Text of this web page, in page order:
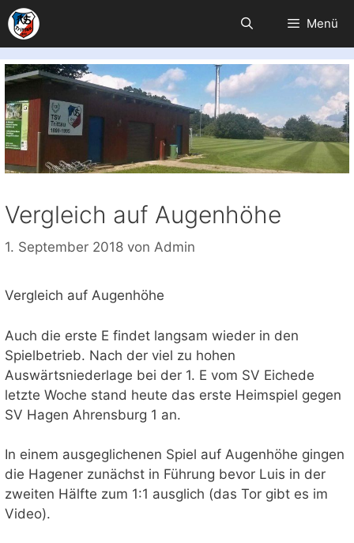
Zum
Inhalt
springen
Menü
Vergleich auf Augenhöhe
1. September 2018 von Admin
Vergleich auf Augenhöhe
Auch die erste E findet langsam wieder in den
Spielbetrieb. Nach der viel zu hohen
Auswärtsniederlage bei der 1. E vom SV Eichede
letzte Woche stand heute das erste Heimspiel gegen
SV Hagen Ahrensburg 1 an.
In einem ausgeglichenen Spiel auf Augenhöhe gingen
die Hagener zunächst in Führung bevor Luis in der
zweiten Hälfte zum 1:1 ausglich (das Tor gibt es im
Video).